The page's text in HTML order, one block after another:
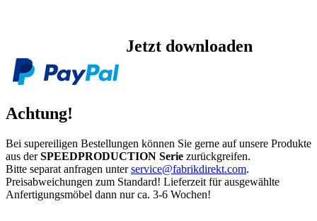
Jetzt downloaden
Achtung!
Bei supereiligen Bestellungen können Sie gerne auf unsere Produkte
aus derSPEEDPRODUCTION Serie zurückgreifen.
Bitte separat anfragen unterservice@fabrikdirekt.com.
Preisabweichungen zum Standard! Lieferzeit für ausgewählte
Anfertigungsmöbel dann nur ca. 3-6 Wochen!